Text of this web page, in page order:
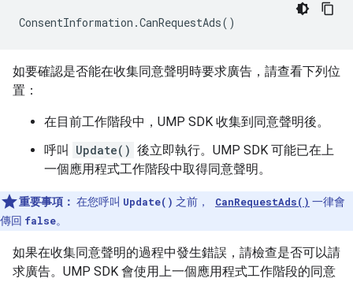
ConsentInformation .CanRequestAds()
如要確認是否能在收集同意聲明時要求廣告，請查看下列位
置：
在目前工作階段中，UMP SDK 收集到同意聲明後。
呼叫
Update() 後立即執行。UMP SDK 可能已在上
一個應用程式工作階段中取得同意聲明。
重要事項： 在您呼叫 Update() 之前， CanRequestAds() 一律會
傳回 false。
如果在收集同意聲明的過程中發生錯誤，請檢查是否可以請
求廣告。UMP SDK 會使用上一個應用程式工作階段的同意